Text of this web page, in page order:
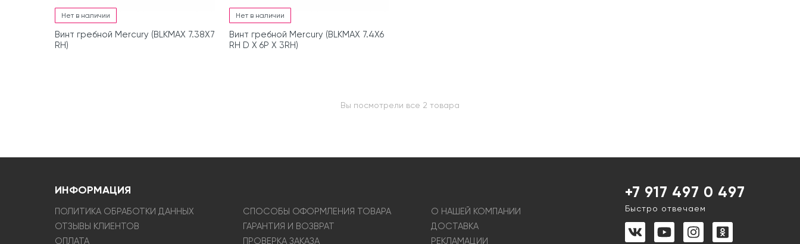
Нет в наличии
Винт гребной Mercury (BLKMAX 7.38X7
RH)
Нет в наличии
Винт гребной Mercury (BLKMAX 7.4X6
RH D X 6P X 3RH)
Вы посмотрели все 2 товара
ИНФОРМАЦИЯ
ПОЛИТИКА ОБРАБОТКИ ДАННЫХ СПОСОБЫ ОФОРМЛЕНИЯ ТОВАРА
О НАШЕЙ КОМПАНИИ
ОТЗЫВЫ КЛИЕНТОВ
ГАРАНТИЯ И ВОЗВРАТ
ДОСТАВКА
ОПЛАТА
ПРОВЕРКА ЗАКАЗА РЕКЛАМАЦИИ
+7 917 497 0 497
Быстро отвечаем